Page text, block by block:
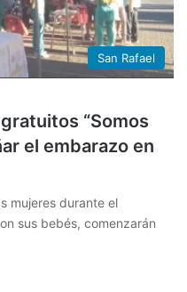
San Rafael
“Somos
el embarazo en
mujeres durante el
sus bebés, comenzarán